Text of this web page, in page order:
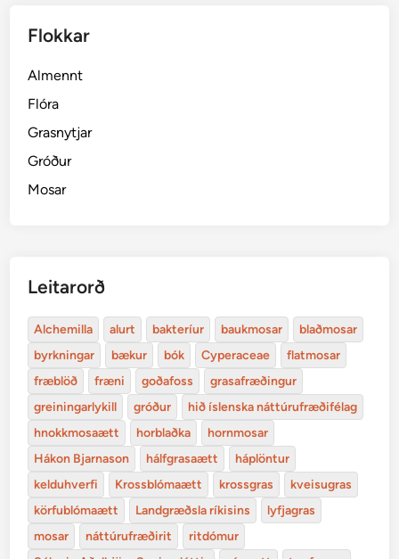
Flokkar
Almennt
Flóra
Grasnytjar
Gróður
Mosar
Leitarorð
Alchemilla alurt bakteríur baukmosar
blaðmosar
byrkningar
bækur bók Cyperaceae
flatmosar
fræblöð
fræni goðafoss
grasafræðingur
greiningarlykill
gróður
hið íslenska náttúrufræðifélag
hnokkmosaætt
horblaðka
hornmosar
Hákon Bjarnason
hálfgrasaætt
háplöntur
kelduhverfi
Krossblómaætt krossgras
kveisugras
körfublómaætt
Landgræðsla ríkisins
lyfjagras
mosar
náttúrufræðirit
ritdómur